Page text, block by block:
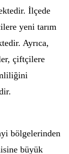
İlçede
yeni tarım
Ayrıca,
çiftçilere
bölgelerinden
büyük